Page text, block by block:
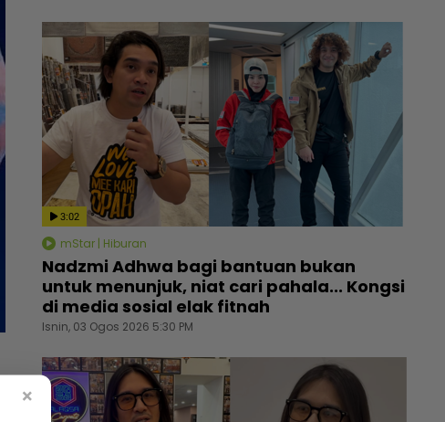
3:02
mStar | Hiburan
Nadzmi Adhwa bagi bantuan bukan
untuk menunjuk, niat cari pahala... Kongsi
di media sosial elak fitnah
Isnin, 03 Ogos 2026 5:30 PM
×